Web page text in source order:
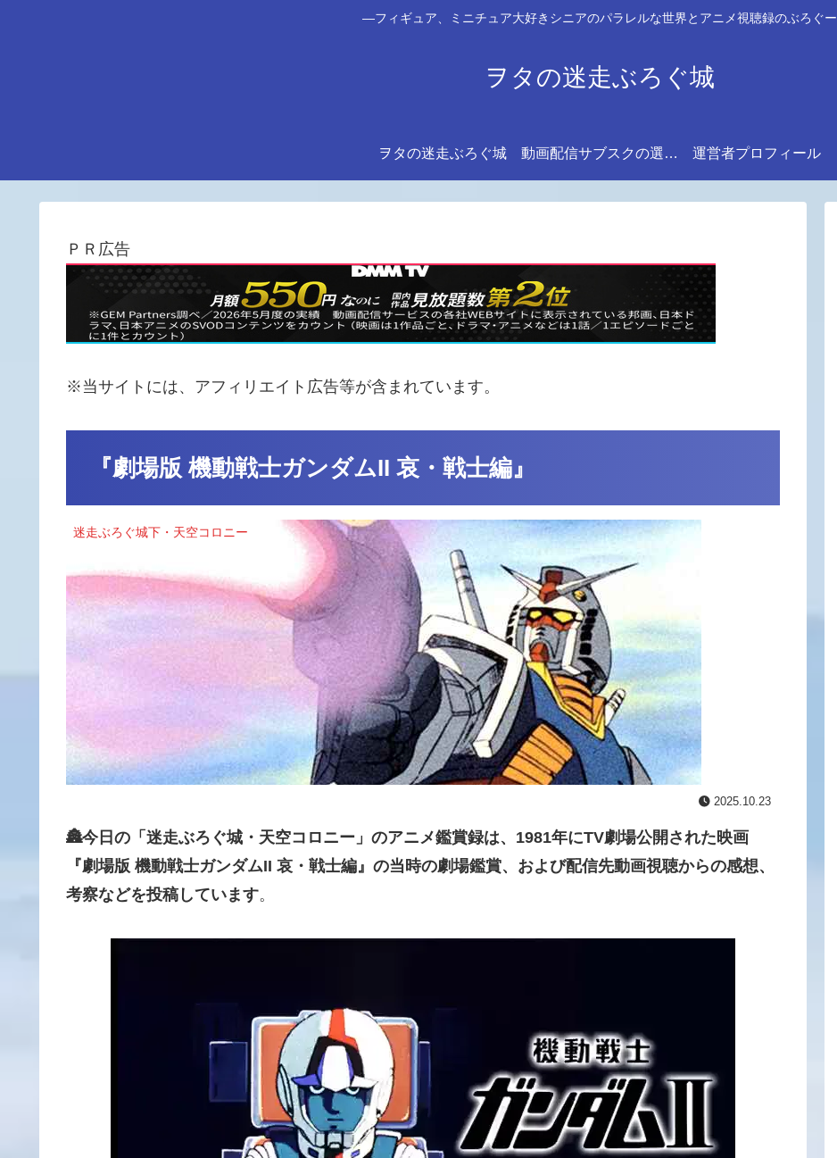
―フィギュア、ミニチュア大好きシニアのパラレルな世界とアニメ視聴録のぶろぐー
ヲタの迷走ぶろぐ城
ヲタの迷走ぶろぐ城 動画配信サブスクの選び方 運営者プロフィール
ＰＲ広告
※当サイトには、アフィリエイト広告等が含まれています。
『劇場版 機動戦士ガンダムII 哀・戦士編』
迷走ぶろぐ城下・天空コロニー
2025.10.23
🏯今日の「迷走ぶろぐ城・天空コロニー」のアニメ鑑賞録は、1981年にTV劇場公開された映画
『劇場版 機動戦士ガンダムII 哀・戦士編』の当時の劇場鑑賞、および配信先動画視聴からの感想、
考察などを投稿しています。